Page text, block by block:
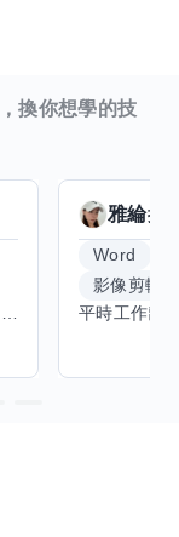
換你想學的技
雅綸擅
Word
影像剪輯